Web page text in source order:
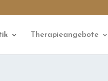
Therapieangebote